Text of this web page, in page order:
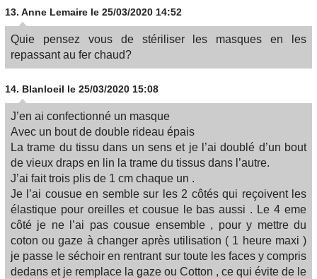
13. Anne Lemaire le 25/03/2020 14:52
Quie pensez vous de stériliser les masques en les
repassant au fer chaud?
14. Blanloeil le 25/03/2020 15:08
J’en ai confectionné un masque
Avec un bout de double rideau épais
La trame du tissu dans un sens et je l’ai doublé d’un bout
de vieux draps en lin la trame du tissus dans l’autre.
J’ai fait trois plis de 1 cm chaque un .
Je l’ai cousue en semble sur les 2 côtés qui reçoivent les
élastique pour oreilles et cousue le bas aussi . Le 4 eme
côté je ne l’ai pas cousue ensemble , pour y mettre du
coton ou gaze à changer après utilisation ( 1 heure maxi )
je passe le séchoir en rentrant sur toute les faces y compris
dedans et je remplace la gaze ou Cotton , ce qui évite de le